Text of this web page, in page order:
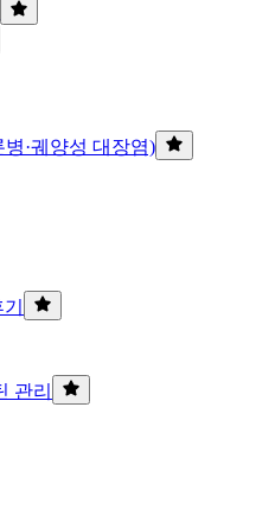
·궤양성 대장염)
관리